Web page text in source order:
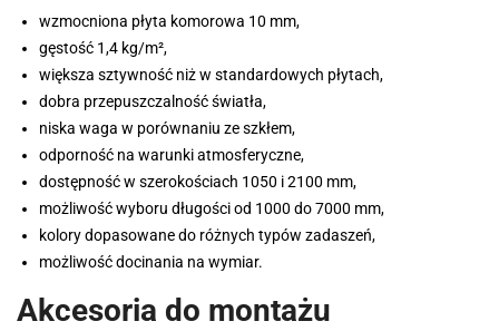
wzmocniona płyta komorowa 10 mm,
gęstość 1,4 kg/m²,
większa sztywność niż w standardowych płytach,
dobra przepuszczalność światła,
niska waga w porównaniu ze szkłem,
odporność na warunki atmosferyczne,
dostępność w szerokościach 1050 i 2100 mm,
możliwość wyboru długości od 1000 do 7000 mm,
kolory dopasowane do różnych typów zadaszeń,
możliwość docinania na wymiar.
Akcesoria do montażu